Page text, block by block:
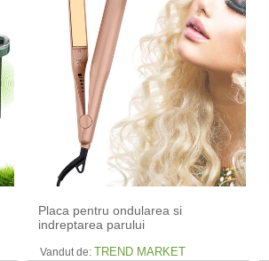
Placa pentru ondularea si
indreptarea parului
Vandut de: TREND MARKET